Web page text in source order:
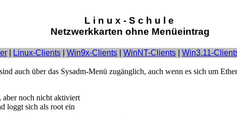
L i n u x - S c h u l e
Netzwerkkarten ohne Menüeintrag
Linux-Clients Win9x-Clients WinNT-Clients Win3.11-
auch über das Sysadm-Menü zugänglich, auch wenn es sich um
noch nicht aktiviert
loggt sich als root ein